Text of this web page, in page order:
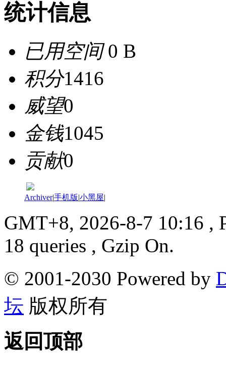
统计信息
已用空间0 B
积分1416
威望0
金钱1045
贡献0
Archiver|手机版|小黑屋|
GMT+8, 2026-8-7 10:16 ,
18 queries , Gzip On.
© 2001-2030 Powered by
坛 版权所有
返回顶部